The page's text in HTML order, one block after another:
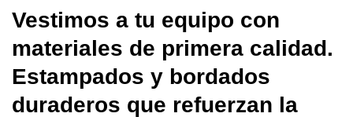
Vestimos a tu equipo con
materiales de primera calidad.
Estampados y bordados
duraderos que refuerzan la